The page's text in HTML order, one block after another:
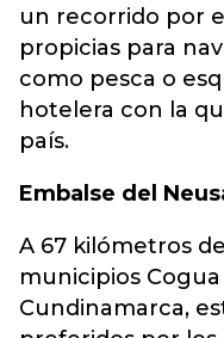
un recorrido por
propicias para
como pesca o
hotelera con la
país.
Embalse del
A 67 kilómetros
municipios Cogua
Cundinamarca,